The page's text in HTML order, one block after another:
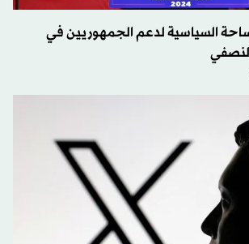
السياسية لدعم الجمهوريين في